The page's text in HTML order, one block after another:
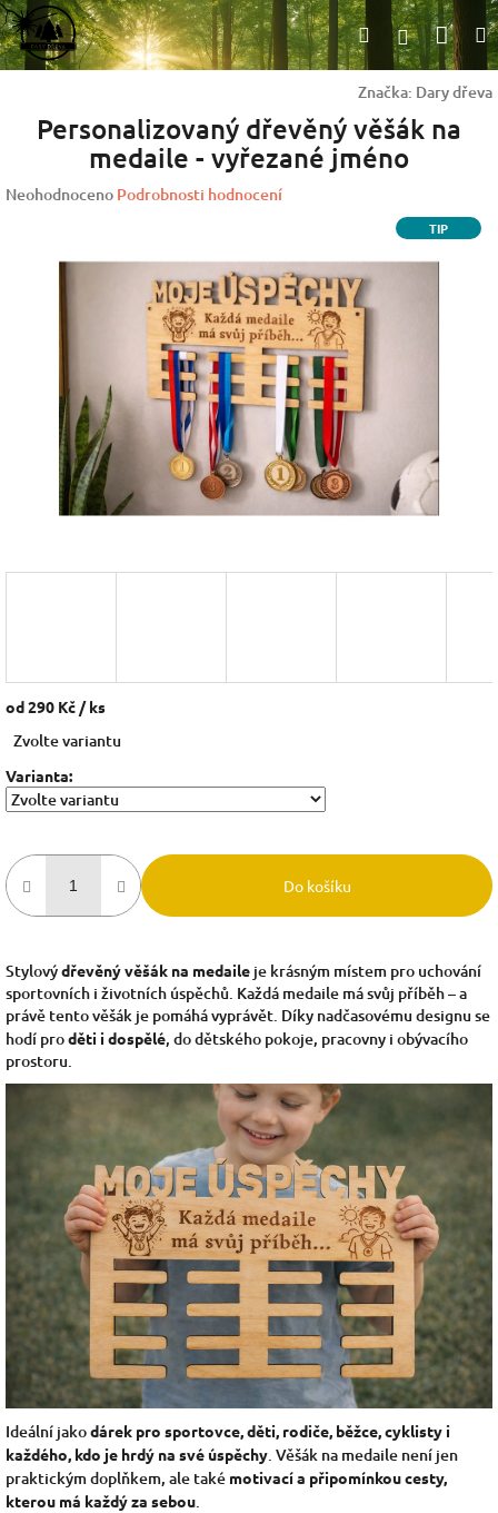
Přejít
na
obsah
HledatPřihlášení
Značka: Dary dřeva
Personalizovaný dřevěný věšák na
medaile - vyřezané jméno
Průměrné
hvězdiček.
Neohodnoceno Podrobnosti hodnocení
TIP
od290 Kč / ks
cena:
Zvolte variantu
Varianta:
Do košíku
Stylovýdřevěný věšák na medaile je krásným místem pro uchování
sportovních i životních úspěchů. Každá medaile má svůj příběh – a
právě tento věšák je pomáhá vyprávět. Díky nadčasovému designu se
hodí proděti i dospělé, do dětského pokoje, pracovny i obývacího
prostoru.
Ideální jakodárek pro sportovce, děti, rodiče, běžce, cyklisty i
každého, kdo je hrdý na své úspěchy . Věšák na medaile není jen
praktickým doplňkem, ale také motivací a připomínkou cesty,
kterou má každý za sebou